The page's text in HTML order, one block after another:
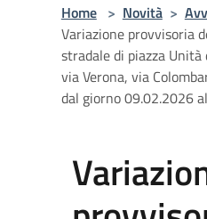
Home > Novità >
Variazione provvisoria
stradale di piazza Unità
via Verona, via
dal giorno 09.02.2026